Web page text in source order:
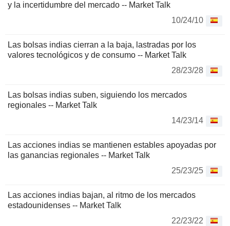
y la incertidumbre del mercado -- Market Talk
10/24/10
Las bolsas indias cierran a la baja, lastradas por los
valores tecnológicos y de consumo -- Market Talk
28/23/28
Las bolsas indias suben, siguiendo los mercados
regionales -- Market Talk
14/23/14
Las acciones indias se mantienen estables apoyadas por
las ganancias regionales -- Market Talk
25/23/25
Las acciones indias bajan, al ritmo de los mercados
estadounidenses -- Market Talk
22/23/22